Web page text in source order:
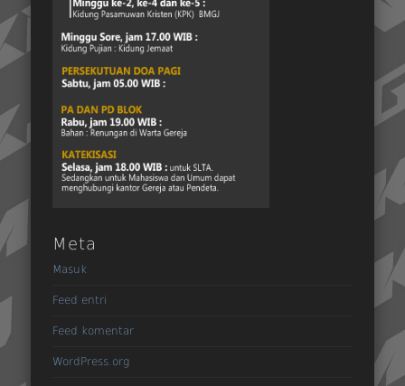
Meta
Masuk
Feed entri
Feed komentar
WordPress.org